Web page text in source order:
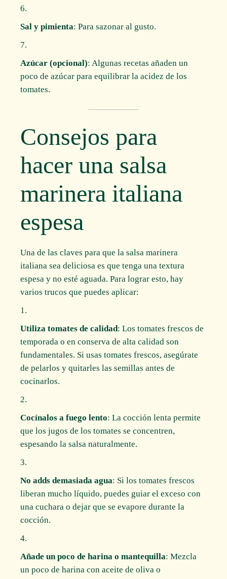
Sal y pimienta: Para sazonar al gusto.
Azúcar (opcional): Algunas recetas añaden un
poco de azúcar para equilibrar la acidez de los
tomates.
Consejos para
hacer una salsa
marinera italiana
espesa
Una de las claves para que la salsa marinera
italiana sea deliciosa es que tenga una textura
espesa y no esté aguada. Para lograr esto, hay
varios trucos que puedes aplicar:
Utiliza tomates de calidad: Los tomates frescos de
temporada o en conserva de alta calidad son
fundamentales. Si usas tomates frescos, asegúrate
de pelarlos y quitarles las semillas antes de
cocinarlos.
Cocínalos a fuego lento: La cocción lenta permite
que los jugos de los tomates se concentren,
espesando la salsa naturalmente.
No adds demasiada agua: Si los tomates frescos
liberan mucho líquido, puedes guiar el exceso con
una cuchara o dejar que se evapore durante la
cocción.
Añade un poco de harina o mantequilla: Mezcla
un poco de harina con aceite de oliva o